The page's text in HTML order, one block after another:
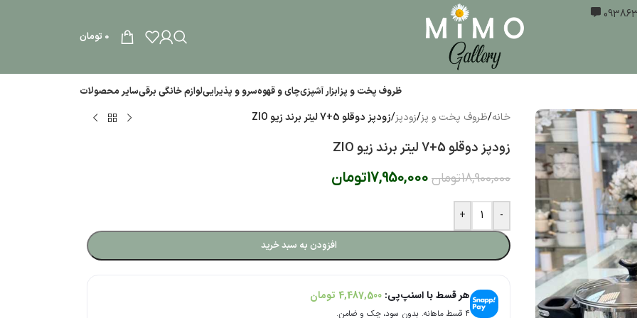
0 تومان
ظروف پخت و پزابزار آشپزیچای و قهوهسرو و پذیراییلوازم خانگی برقیسایر محصولات
خانه/ظروف پخت و پز/زودپز/زودپز دوقلو 5+7 لیتر برند زیو ZIO
زودپز دوقلو 5+7 لیتر برند زیو ZIO
18,900,000تومان 17,950,000تومان
-
+
افزودن به سبد خرید
هر قسط با اسنپ‌پی: 4,487,500 تومان
۴ قسط ماهانه. بدون سود، چک و ضامن.